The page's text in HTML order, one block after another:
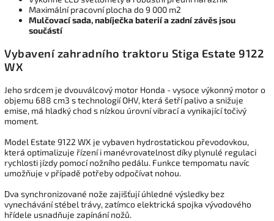
Maximální pracovní plocha do 9 000 m2
Mulčovací sada, nabíječka baterií a zadní závěs jsou
součástí
Vybavení zahradního traktoru Stiga Estate 9122
WX
Jeho srdcem je dvouválcový motor Honda - vysoce výkonný motor o
objemu 688 cm3 s technologií OHV, která šetří palivo a snižuje
emise, má hladký chod s nízkou úrovní vibrací a vynikající točivý
moment.
Model Estate 9122 WX je vybaven hydrostatickou převodovkou,
která optimalizuje řízení i manévrovatelnost díky plynulé regulaci
rychlosti jízdy pomocí nožního pedálu. Funkce tempomatu navíc
umožňuje v případě potřeby odpočívat nohou.
Dva synchronizované nože zajišťují úhledné výsledky bez
vynechávání stébel trávy, zatímco elektrická spojka vývodového
hřídele usnadňuje zapínání nožů.